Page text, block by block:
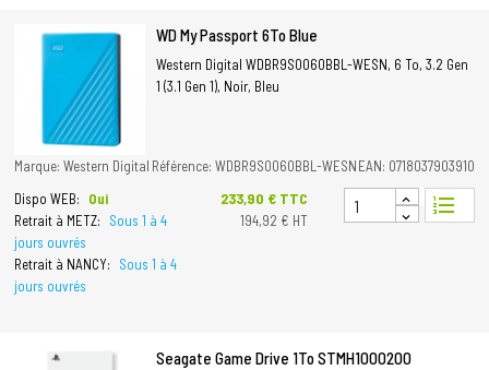
WD My Passport 6To Blue
Western Digital WDBR9S0060BBL-WESN, 6 To, 3.2 Gen
1 (3.1 Gen 1), Noir, Bleu
Marque: Western Digital Référence: WDBR9S0060BBL-WESNEAN: 0718037903910
Dispo WEB:
Oui
Retrait à METZ:
Sous 1 à 4
jours ouvrés
Retrait à NANCY:
Sous 1 à 4
jours ouvrés
Prix
233,90 € TTC
194,92 € HT
format_list_numbered
Seagate Game Drive 1To STMH1000200